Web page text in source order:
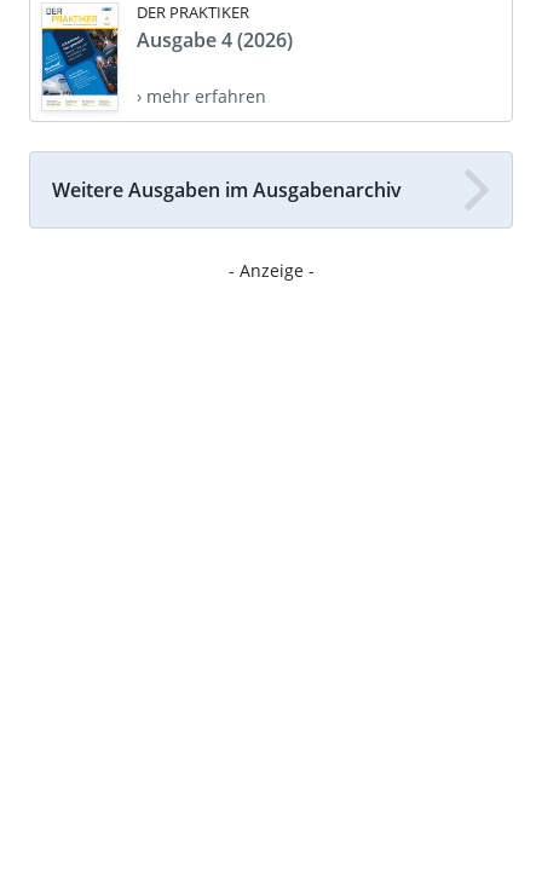
DER PRAKTIKER
Ausgabe 4 (2026)
› mehr erfahren
Weitere Ausgaben im Ausgabenarchiv
- Anzeige -